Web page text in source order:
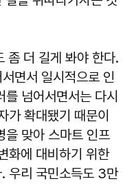
좀 더 길게 봐야 한다.
면서 일시적으로 인
넘어서면서는 다시
가 확대됐기 때문이
을 맞아 스마트 인프
화에 대비하기 위한
우리 국민소득도 3만